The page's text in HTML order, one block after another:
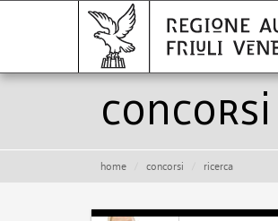
Concorsi
home concorsi ricerca